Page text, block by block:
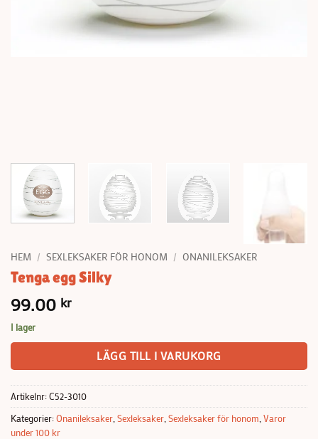
HEM / SEXLEKSAKER FÖR HONOM / ONANILEKSAKER
Tenga egg Silky
99.00 kr
I lager
LÄGG TILL I VARUKORG
Artikelnr:C52-3010
Kategorier:Onanileksaker Sexleksaker Sexleksaker för honom Varor
under 100 kr